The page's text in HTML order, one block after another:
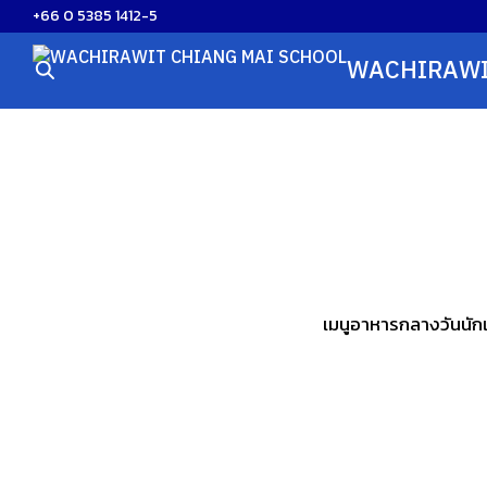
to
content
+66 0 5385 1412-5
เมนูอาหารกลางวันนั